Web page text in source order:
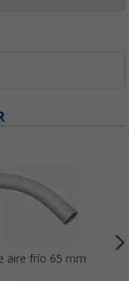
aire frío 65 mm